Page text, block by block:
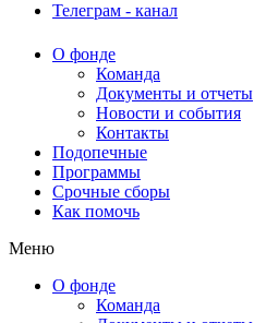
Телеграм - канал
О фонде
Команда
Документы и отчеты
Новости и события
Контакты
Подопечные
Программы
Срочные сборы
Как помочь
Меню
О фонде
Команда